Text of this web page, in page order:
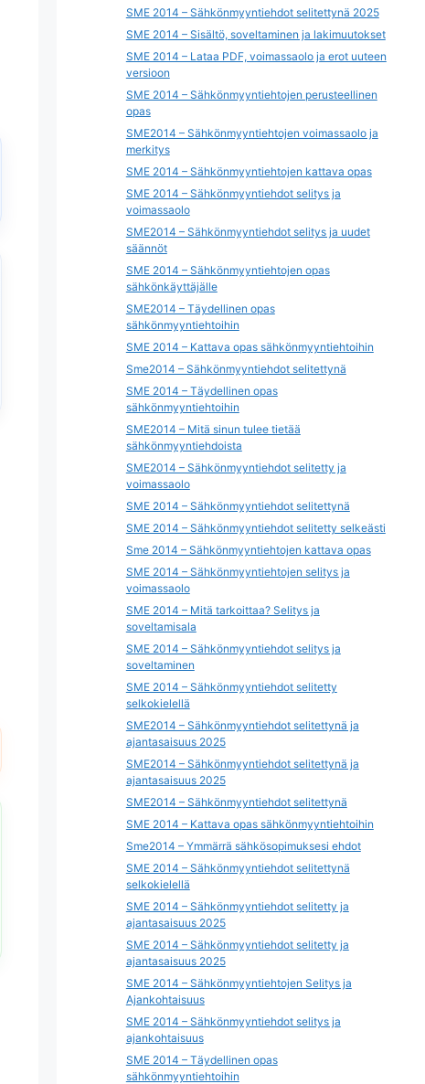
SME 2014 – Sähkönmyyntiehdot selitettynä 2025
SME 2014 – Sisältö, soveltaminen ja lakimuutokset
SME 2014 – Lataa PDF, voimassaolo ja erot uuteen
versioon
SME 2014 – Sähkönmyyntiehtojen perusteellinen
opas
SME2014 – Sähkönmyyntiehtojen voimassaolo ja
merkitys
SME 2014 – Sähkönmyyntiehtojen kattava opas
SME 2014 – Sähkönmyyntiehdot selitys ja
voimassaolo
SME2014 – Sähkönmyyntiehdot selitys ja uudet
säännöt
SME 2014 – Sähkönmyyntiehtojen opas
sähkönkäyttäjälle
SME2014 – Täydellinen opas
sähkönmyyntiehtoihin
SME 2014 – Kattava opas sähkönmyyntiehtoihin
Sme2014 – Sähkönmyyntiehdot selitettynä
SME 2014 – Täydellinen opas
sähkönmyyntiehtoihin
SME2014 – Mitä sinun tulee tietää
sähkönmyyntiehdoista
SME2014 – Sähkönmyyntiehdot selitetty ja
voimassaolo
SME 2014 – Sähkönmyyntiehdot selitettynä
SME 2014 – Sähkönmyyntiehdot selitetty selkeästi
Sme 2014 – Sähkönmyyntiehtojen kattava opas
SME 2014 – Sähkönmyyntiehtojen selitys ja
voimassaolo
SME 2014 – Mitä tarkoittaa? Selitys ja
soveltamisala
SME 2014 – Sähkönmyyntiehdot selitys ja
soveltaminen
SME 2014 – Sähkönmyyntiehdot selitetty
selkokielellä
SME2014 – Sähkönmyyntiehdot selitettynä ja
ajantasaisuus 2025
SME2014 – Sähkönmyyntiehdot selitettynä ja
ajantasaisuus 2025
SME2014 – Sähkönmyyntiehdot selitettynä
SME 2014 – Kattava opas sähkönmyyntiehtoihin
Sme2014 – Ymmärrä sähkösopimuksesi ehdot
SME 2014 – Sähkönmyyntiehdot selitettynä
selkokielellä
SME 2014 – Sähkönmyyntiehdot selitetty ja
ajantasaisuus 2025
SME 2014 – Sähkönmyyntiehdot selitetty ja
ajantasaisuus 2025
SME 2014 – Sähkönmyyntiehtojen Selitys ja
Ajankohtaisuus
SME 2014 – Sähkönmyyntiehdot selitys ja
ajankohtaisuus
SME 2014 – Täydellinen opas
sähkönmyyntiehtoihin